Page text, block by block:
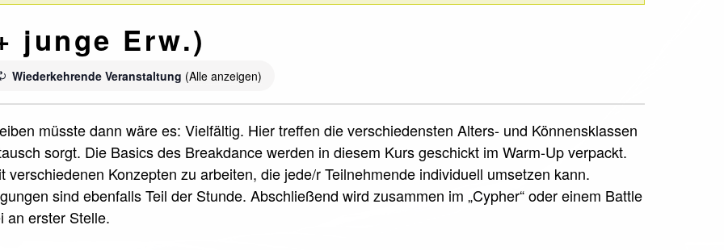
junge Erw.)
Wiederkehrende Veranstaltung (Alle anzeigen)
müsste dann wäre es: Vielfältig. Hier treffen die verschiedensten Alters- und Könnensklassen
sorgt. Die Basics des Breakdance werden in diesem Kurs geschickt im Warm-Up verpackt.
Konzepten zu arbeiten, die jede/r Teilnehmende individuell umsetzen kann.
sind ebenfalls Teil der Stunde. Abschließend wird zusammen im „Cypher“ oder einem Battle
an erster Stelle.